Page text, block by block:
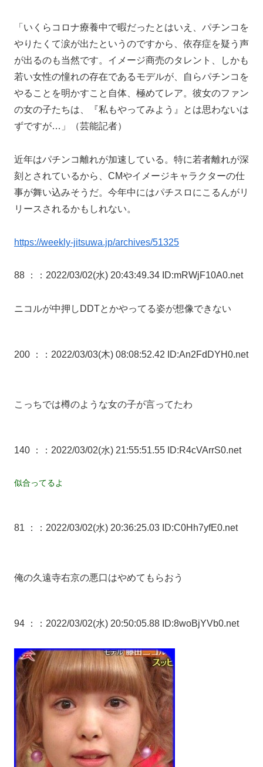
「いくらコロナ療養中で暇だったとはいえ、パチンコを
やりたくて涙が出たというのですから、依存症を疑う声
が出るのも当然です。イメージ商売のタレント、しかも
若い女性の憧れの存在であるモデルが、自らパチンコを
やることを明かすこと自体、極めてレア。彼女のファン
の女の子たちは、『私もやってみよう』とは思わないは
ずですが…」（芸能記者）
近年はパチンコ離れが加速している。特に若者離れが深
刻とされているから、CMやイメージキャラクターの仕
事が舞い込みそうだ。今年中にはパチスロにこるんがリ
リースされるかもしれない。
https://weekly-jitsuwa.jp/archives/51325
88 ： ：2022/03/02(水) 20:43:49.34 ID:mRWjF10A0.net
ニコルが中押しDDTとかやってる姿が想像できない
200 ： ：2022/03/03(木) 08:08:52.42 ID:An2FdDYH0.net
こっちでは樽のような女の子が言ってたわ
140 ： ：2022/03/02(水) 21:55:51.55 ID:R4cVArrS0.net
似合ってるよ
81 ： ：2022/03/02(水) 20:36:25.03 ID:C0Hh7yfE0.net
俺の久遠寺右京の悪口はやめてもらおう
94 ： ：2022/03/02(水) 20:50:05.88 ID:8woBjYVb0.net